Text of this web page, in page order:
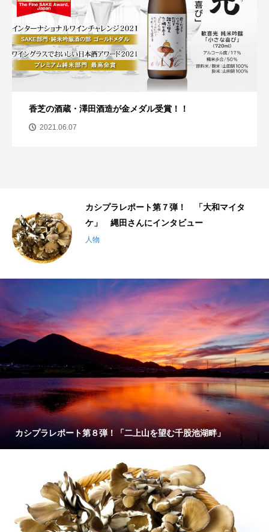
香芝の酒蔵・澤田酒造が金メダル受賞！！
2021.06.07
カシプラレポート第７弾！ 「大和マイタ
ケ」 縄田さんにインタビュー
人物
カシプラレポート第８弾！「二上山を望む千股池湖畔」